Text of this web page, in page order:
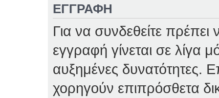
ΕΓΓΡΑΦΗ
Για να συνδεθείτε
εγγραφή γίνεται σε λίγα
αυξημένες δυνατότητες.
χορηγούν επιπρόσθετα